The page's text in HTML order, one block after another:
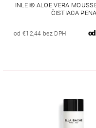
INLEI® ALOE VERA
ČISTIACA PENA
od €12,44 bez DPH od